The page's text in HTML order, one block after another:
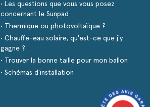
• Les questions que vous vous posez
concernant le Sunpad
• Thermique ou photovoltaïque ?
• Chauffe-eau solaire, qu'est-ce que j'y
gagne ?
• Trouver la bonne taille pour mon ballon
• Schémas d'installation